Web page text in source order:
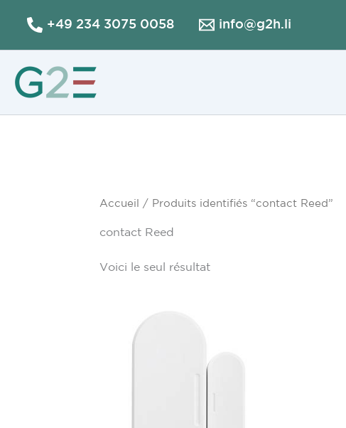
+49 234 3075 0058 info@g2h.li
Accueil / Produits identifiés “contact Reed”
contact Reed
Voici le seul résultat